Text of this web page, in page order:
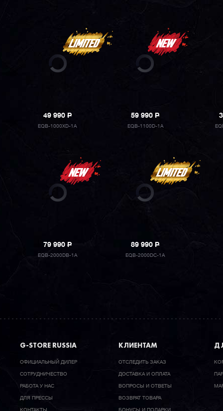
49 990P
EQB-1000XD-1A
59 990P
EQB-1100D-1A
79 990P
EQB-2000DB-1A
89 990P
EQB-2000DC-1A
G-STORE RUSSIA
ОФИЦИАЛЬНЫЙ ДИЛЕР
CОТРУДНИЧЕСТВО
РАБОТА У НАС
ДЛЯ ПРЕССЫ
КОНТАКТЫ
КЛИЕНТАМ
ОТСЛЕДИТЬ ЗАКАЗ
ДОСТАВКА И ОПЛАТА
ВОПРОСЫ И ОТВЕТЫ
ВОЗВРАТ ТОВАРА
БОНУСЫ И ПОДАРКИ